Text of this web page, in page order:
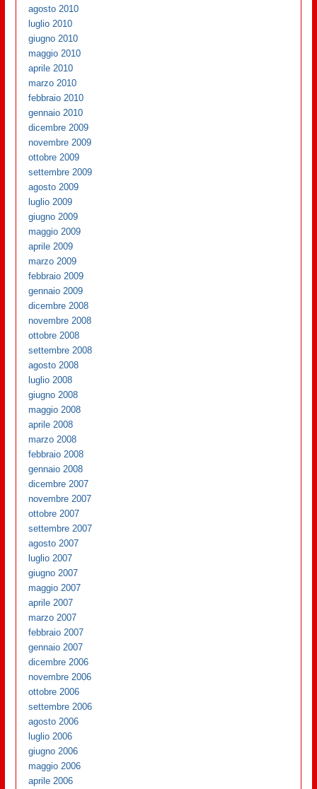
agosto 2010
luglio 2010
giugno 2010
maggio 2010
aprile 2010
marzo 2010
febbraio 2010
gennaio 2010
dicembre 2009
novembre 2009
ottobre 2009
settembre 2009
agosto 2009
luglio 2009
giugno 2009
maggio 2009
aprile 2009
marzo 2009
febbraio 2009
gennaio 2009
dicembre 2008
novembre 2008
ottobre 2008
settembre 2008
agosto 2008
luglio 2008
giugno 2008
maggio 2008
aprile 2008
marzo 2008
febbraio 2008
gennaio 2008
dicembre 2007
novembre 2007
ottobre 2007
settembre 2007
agosto 2007
luglio 2007
giugno 2007
maggio 2007
aprile 2007
marzo 2007
febbraio 2007
gennaio 2007
dicembre 2006
novembre 2006
ottobre 2006
settembre 2006
agosto 2006
luglio 2006
giugno 2006
maggio 2006
aprile 2006